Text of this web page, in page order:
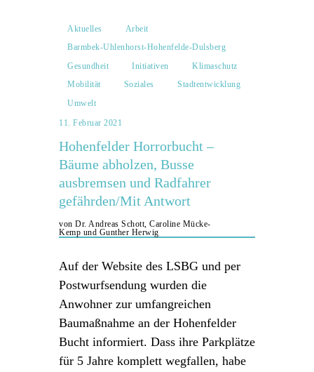
Aktuelles
Arbeit
Barmbek-Uhlenhorst-Hohenfelde-Dulsberg
Gesundheit
Initiativen
Klimaschutz
Mobilität
Soziales
Stadtentwicklung
Umwelt
11. Februar 2021
Hohenfelder Horrorbucht –
Bäume abholzen, Busse
ausbremsen und Radfahrer
gefährden/Mit Antwort
von Dr. Andreas Schott, Caroline Mücke-
Kemp und Gunther Herwig
Auf der Website des LSBG und per
Postwurfsendung wurden die
Anwohner zur umfangreichen
Baumaßnahme an der Hohenfelder
Bucht informiert. Dass ihre Parkplätze
für 5 Jahre komplett wegfallen, habe